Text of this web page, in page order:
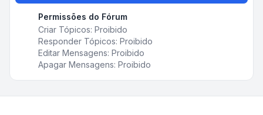
Permissões do Fórum
Criar Tópicos: Proibido
Responder Tópicos: Proibido
Editar Mensagens: Proibido
Apagar Mensagens: Proibido